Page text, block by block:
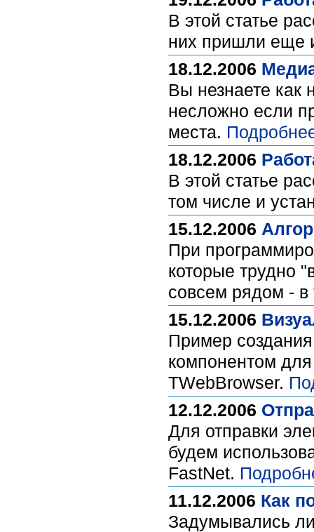
В этой статье
них пришли еще
18.12.2006
Вы незнаете как
несложно если
места.
18.12.2006
В этой статье
том числе и
15.12.2006
При
которые трудно
совсем рядом - в
15.12.2006
Пример
компонентом для
TWebBrowser.
12.12.2006
Для отправки
будем
FastNet.
11.12.2006 Как
Задумывались